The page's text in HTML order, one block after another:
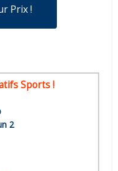
Prix !
Sports !
2